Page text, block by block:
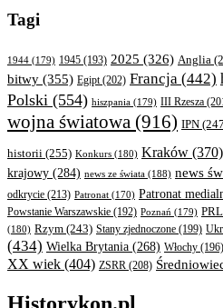
Tagi
1944 (179) 1945 (193) 2025 (326) Anglia
bitwy (355) Egipt(202) Francja (442)
Polski (554) hiszpania (179) III Rzesza
wojna światowa (916) IPN
historii (255) Konkurs (180) Kraków (370)
krajowy (284) news ze świata (188) news
odkrycie (213) Patronat (170) Patronat
Powstanie Warszawskie (192) Poznań (179) PRL
(180) Rzym (243) Stany zjednoczone (199)
(434) Wielka Brytania (268) Włochy (196)
XX wiek (404) ZSRR (208)